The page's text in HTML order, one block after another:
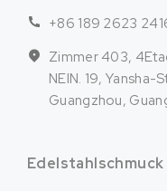
+86 189 2623
Zimmer 403,
NEIN. 19, Yansha-
Guangzhou,
Edelstahlschmuck